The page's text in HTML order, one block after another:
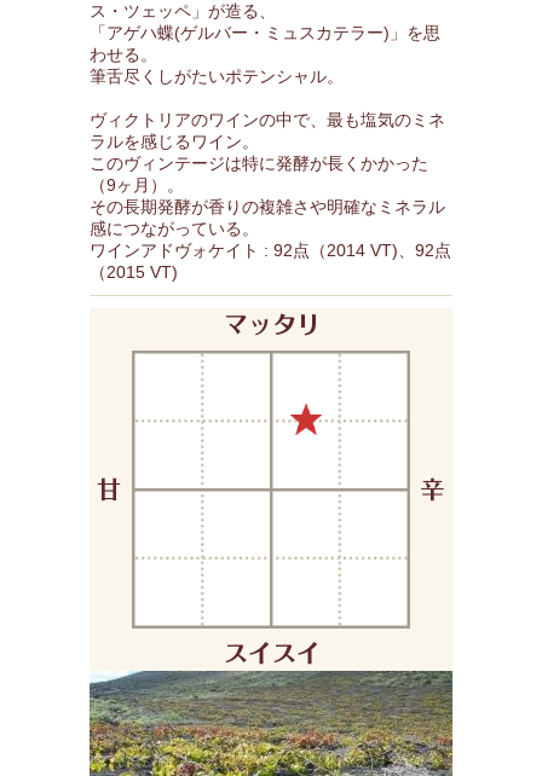
ス・ツェッペ」が造る、
「アゲハ蝶(ゲルバー・ミュスカテラー)」を思
わせる。
筆舌尽くしがたいポテンシャル。
ヴィクトリアのワインの中で、最も塩気のミネ
ラルを感じるワイン。
このヴィンテージは特に発酵が長くかかった
（9ヶ月）。
その長期発酵が香りの複雑さや明確なミネラル
感につながっている。
ワインアドヴォケイト : 92点（2014 VT)、92点
（2015 VT)